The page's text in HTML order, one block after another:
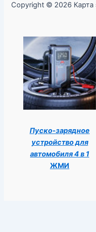
Copyright © 2026 Карта
Пуско-зарядное
устройство для
автомобиля 4 в 1
ЖМИ